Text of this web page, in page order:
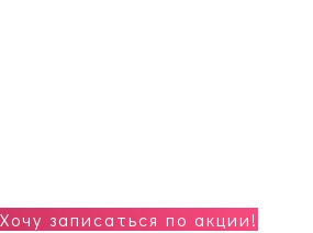
Хочу записаться по акции!